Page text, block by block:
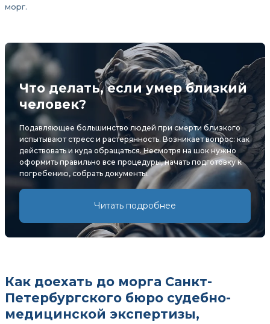
морг.
Что делать, если умер близкий
человек?
Подавляющее большинство людей при смерти близкого
испытывают стресс и растерянность. Возникает вопрос: как
действовать и куда обращаться. Несмотря на шок нужно
оформить правильно все процедуры, начать подготовку к
погребению, собрать документы.
Читать подробнее
Как доехать до морга Санкт-
Петербургского бюро судебно-
медицинской экспертизы,